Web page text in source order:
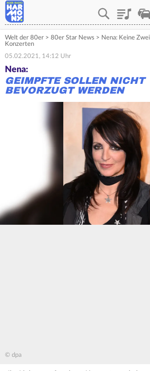
Playlist
Welt der 80er > 80er Star News > Nena: Keine
Konzerten
05.02.2021, 14:12 Uhr
Nena:
GEIMPFTE SOLLEN NICHT
BEVORZUGT WERDEN
© dpa